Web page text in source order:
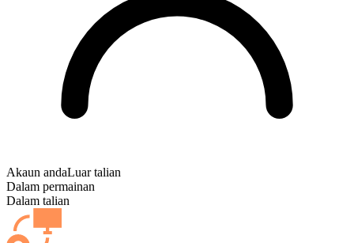
Akaun andaLuar talian
Dalam permainan
Dalam talian